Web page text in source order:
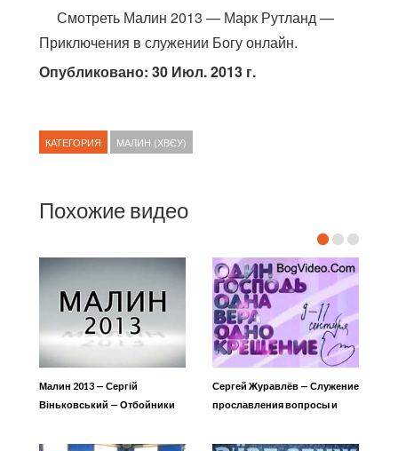
Смотреть Малин 2013 — Марк Рутланд —
Приключения в служении Богу онлайн.
Опубликовано: 30 Июл. 2013 г.
КАТЕГОРИЯ МАЛИН (ХВЄУ)
Похожие видео
Малин 2013 — Сергій
Віньковський — Отбойники
Сергей Журавлёв — Служение
прославления вопросы и